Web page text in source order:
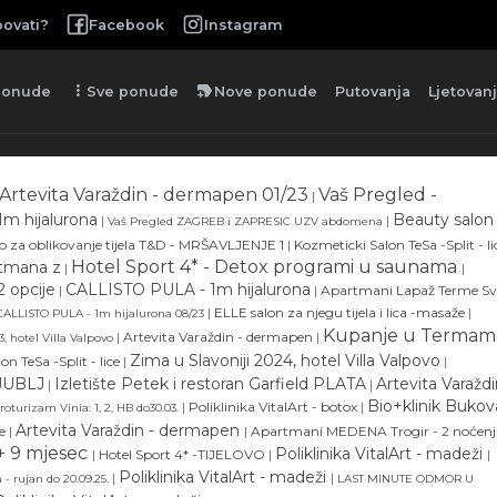
Facebook Instagram
more_vert Sve ponude new_label Nove ponude Putovanja
Artevita Varaždin - dermapen 01/23 | Vaš Pregled -
hijalurona | Vaš Pregled ZAGREB i ZAPRESIC UZV abdomena | Beauty salon
za oblikovanje tijela T&D - MRŠAVLJENJE 1 | Kozmeticki Salon TeSa -Split -
z | Hotel Sport 4* - Detox programi u saunama |
opcije | CALLISTO PULA - 1m hijalurona | Apartmani Lapaž Terme
PULA - 1m hijalurona 08/23 | ELLE salon za njegu tijela i lica -masaže |
hotel Villa Valpovo | Artevita Varaždin - dermapen | Kupanje u
TeSa -Split - lice | Zima u Slavoniji 2024, hotel Villa Valpovo |
| Izletište Petek i restoran Garfield PLATA | Artevita
Vinia: 1, 2, HB do30.03. | Poliklinika VitalArt - botox | Bio+klinik
| Artevita Varaždin - dermapen | Apartmani MEDENA Trogir - 2
9 mjesec | Hotel Sport 4* -TIJELOVO | Poliklinika VitalArt - madeži |
- rujan do 20.09.25. | Poliklinika VitalArt - madeži | LAST MINUTE ODMOR U